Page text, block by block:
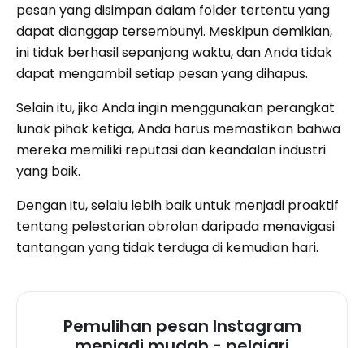
pesan yang disimpan dalam folder tertentu yang
dapat dianggap tersembunyi. Meskipun demikian,
ini tidak berhasil sepanjang waktu, dan Anda tidak
dapat mengambil setiap pesan yang dihapus.
Selain itu, jika Anda ingin menggunakan perangkat
lunak pihak ketiga, Anda harus memastikan bahwa
mereka memiliki reputasi dan keandalan industri
yang baik.
Dengan itu, selalu lebih baik untuk menjadi proaktif
tentang pelestarian obrolan daripada menavigasi
tantangan yang tidak terduga di kemudian hari.
Pemulihan pesan Instagram